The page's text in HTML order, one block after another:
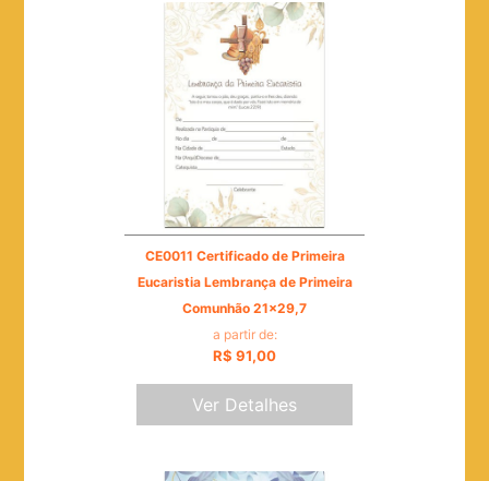
CE0011 Certificado de Primeira
Eucaristia Lembrança de Primeira
Comunhão 21x29,7
a partir de:
R$ 91,00
Ver Detalhes